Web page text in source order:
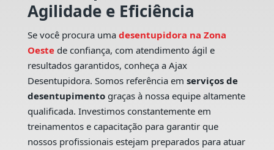
Agilidade e Eficiência
Se você procura uma desentupidora na Zona
Oeste de confiança, com atendimento ágil e
resultados garantidos, conheça a Ajax
Desentupidora. Somos referência em serviços de
desentupimentograças à nossa equipe altamente
qualificada. Investimos constantemente em
treinamentos e capacitação para garantir que
nossos profissionais estejam preparados para atuar